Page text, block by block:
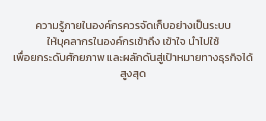
ความรู้ภายในองค์กรควรจัดเก็บอย่างเป็นระบบ
ให้บุคลากรในองค์กรเข้าถึง เข้าใจ นำไปใช้
เพื่อยกระดับศักยภาพ และผลักดันสู่เป้าหมายทางธุรกิจได้
สูงสุด